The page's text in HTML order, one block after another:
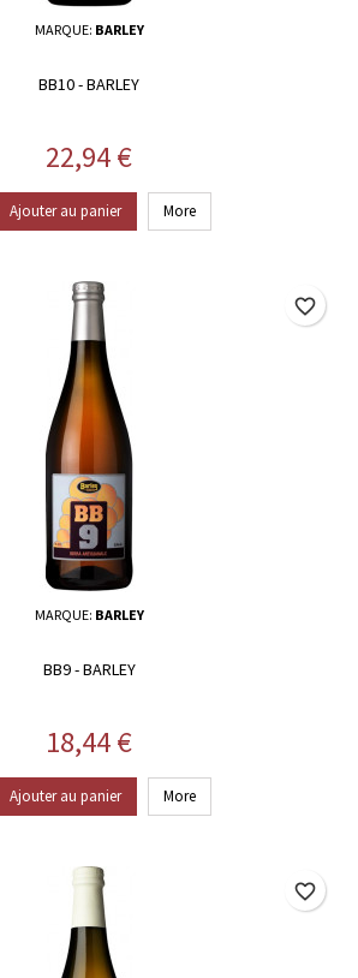
MARQUE: BARLEY
BB10 - BARLEY
Prix
22,94 €
Ajouter au panier More
MARQUE: BARLEY
BB9 - BARLEY
Prix
18,44 €
Ajouter au panier More
favorite_border
favorite_border